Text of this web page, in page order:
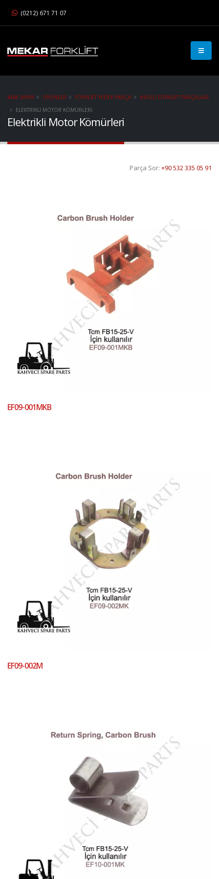
(0212) 671 71 07
Elektrikli Motor Kömürleri
ANA SAYFA ÜRÜNLER FORKLIFT YEDEK PARÇA
AKÜLÜ FORKLIFT PARÇALARI
ELEKTRIKLI MOTOR KÖMÜRLERI
Parça Sor: +90 532 335 05 91
EF09-001MKB
EF09-002M